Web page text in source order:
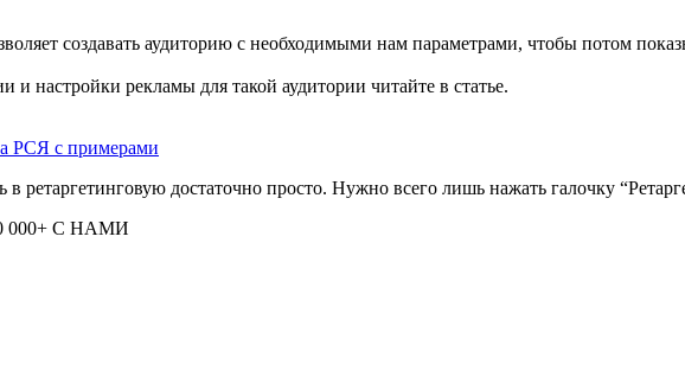
создавать аудиторию с необходимыми нам параметрами, чтобы потом
и настройки рекламы для такой аудитории читайте в статье.
РСЯ с примерами
ретаргетинговую достаточно просто. Нужно всего лишь нажать галочку
000+ С НАМИ